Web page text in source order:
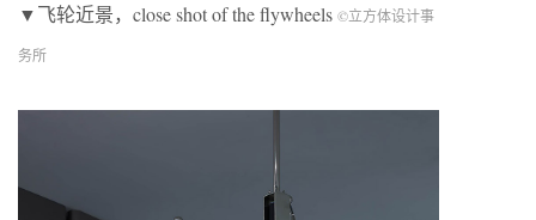
▼飞轮近景，close shot of the flywheels ©立方体设计事
务所